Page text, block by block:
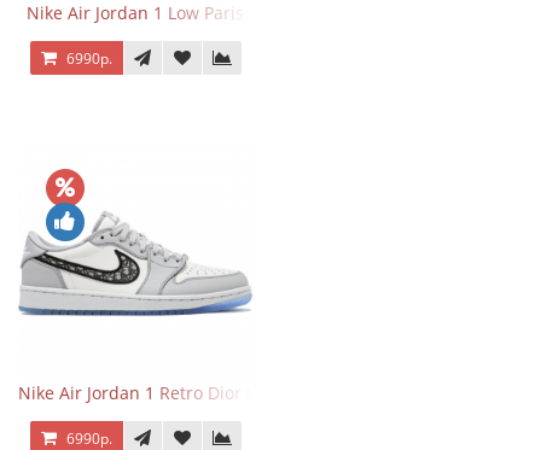
Nike Air Jordan 1 Low Paris
6990р.
Nike Air Jordan 1 Retro Dior Low
6990р.